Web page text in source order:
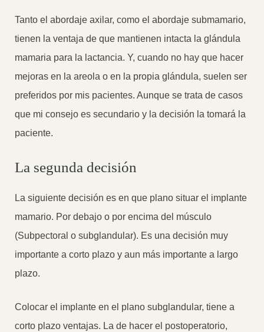
Tanto el abordaje axilar, como el abordaje submamario,
tienen la ventaja de que mantienen intacta la glándula
mamaria para la lactancia. Y, cuando no hay que hacer
mejoras en la areola o en la propia glándula, suelen ser
preferidos por mis pacientes. Aunque se trata de casos
que mi consejo es secundario y la decisión la tomará la
paciente.
La segunda decisión
La siguiente decisión es en que plano situar el implante
mamario. Por debajo o por encima del músculo
(Subpectoral o subglandular). Es una decisión muy
importante a corto plazo y aun más importante a largo
plazo.
Colocar el implante en el plano subglandular, tiene a
corto plazo ventajas. La de hacer el postoperatorio,